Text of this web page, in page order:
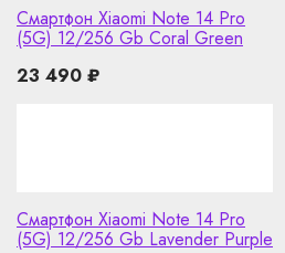
Смартфон Xiaomi Note 14 Pro
(5G) 12/256 Gb Coral Green
23 490 ₽
Смартфон Xiaomi Note 14 Pro
(5G) 12/256 Gb Lavender Purple